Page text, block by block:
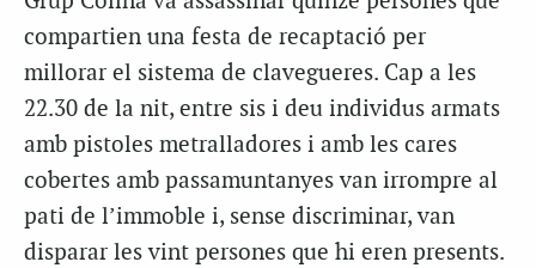
compartien una festa de recaptació per
millorar el sistema de clavegueres. Cap a les
22.30 de la nit, entre sis i deu individus armats
amb pistoles metralladores i amb les cares
cobertes amb passamuntanyes van irrompre al
pati de l’immoble i, sense discriminar, van
disparar les vint persones que hi eren presents.